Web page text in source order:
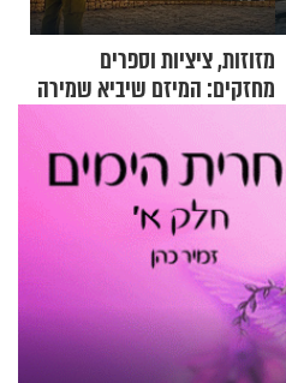
מזוזות, ציציות וספרים
מחזקים: המיזם שיביא שמירה